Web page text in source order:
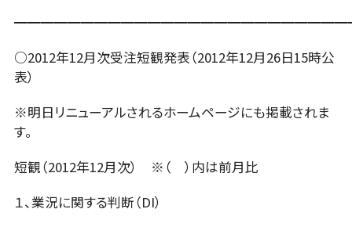
○2012年12月次受注短観発表（2012年12月26日15時公
表）
※明日リニューアルされるホームページにも掲載されま
す。
短観（2012年12月次） ※（ ）内は前月比
１、業況に関する判断（DI）